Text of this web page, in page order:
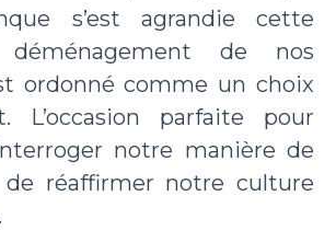
s’est agrandie cette
de nos
ordonné comme un choix
L’occasion parfaite pour
notre manière de
réaffirmer notre culture